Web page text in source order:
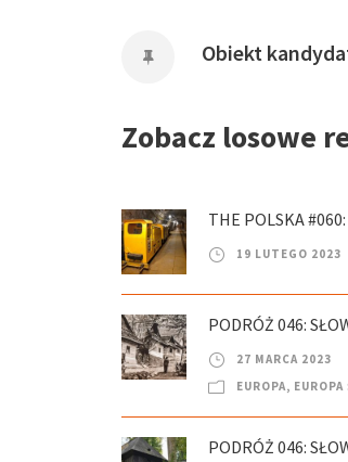
Obiekt
Zobacz losowe
THE POLSKA
19 LUTEGO 2023
PODRÓŻ 046:
27 MARCA 2023
EUROPA,
PODRÓŻ 046: